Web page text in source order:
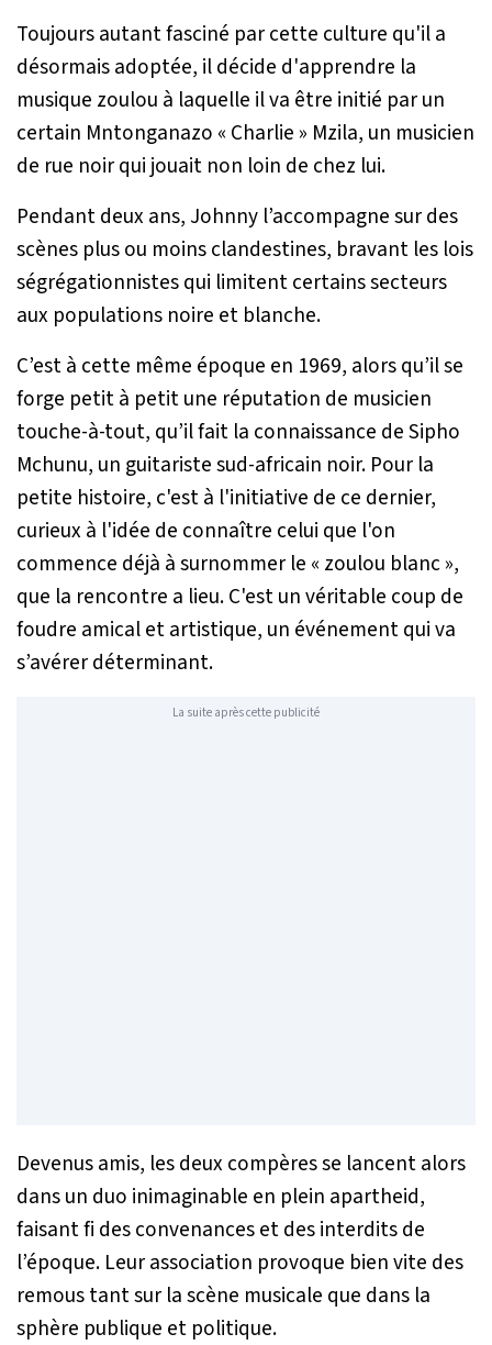
Toujours autant fasciné par cette culture qu'il a
désormais adoptée, il décide d'apprendre la
musique zoulou à laquelle il va être initié par un
certain Mntonganazo « Charlie » Mzila, un musicien
de rue noir qui jouait non loin de chez lui.
Pendant deux ans, Johnny l’accompagne sur des
scènes plus ou moins clandestines, bravant les lois
ségrégationnistes qui limitent certains secteurs
aux populations noire et blanche.
C’est à cette même époque en 1969, alors qu’il se
forge petit à petit une réputation de musicien
touche-à-tout, qu’il fait la connaissance de Sipho
Mchunu, un guitariste sud-africain noir. Pour la
petite histoire, c'est à l'initiative de ce dernier,
curieux à l'idée de connaître celui que l'on
commence déjà à surnommer le « zoulou blanc »,
que la rencontre a lieu. C'est un véritable coup de
foudre amical et artistique, un événement qui va
s’avérer déterminant.
La suite après cette publicité
Devenus amis, les deux compères se lancent alors
dans un duo inimaginable en plein apartheid,
faisant fi des convenances et des interdits de
l’époque. Leur association provoque bien vite des
remous tant sur la scène musicale que dans la
sphère publique et politique.